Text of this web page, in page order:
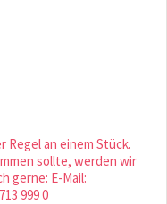
an einem Stück.
sollte, werden wir
gerne: E-Mail:
999 0